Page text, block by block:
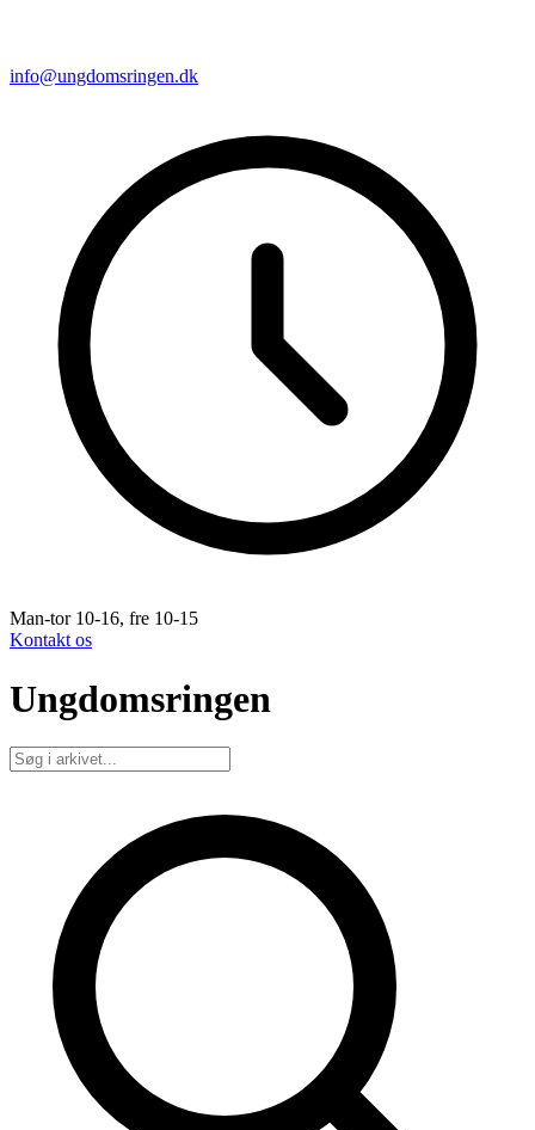
info@ungdomsringen.dk
Man-tor 10-16, fre 10-15
Kontakt os
Ungdomsringen